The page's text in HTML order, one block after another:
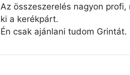
Az összeszerelés nagyon
ki a kerékpárt.
Én csak ajánlani tudom Grintát.